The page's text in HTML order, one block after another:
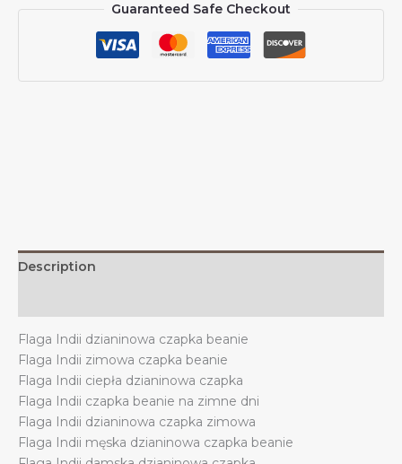
Indii,
kobiet
quantity
Guaranteed Safe Checkout
Description
Flaga Indii dzianinowa czapka beanie
Flaga Indii zimowa czapka beanie
Flaga Indii ciepła dzianinowa czapka
Flaga Indii czapka beanie na zimne dni
Flaga Indii dzianinowa czapka zimowa
Flaga Indii męska dzianinowa czapka beanie